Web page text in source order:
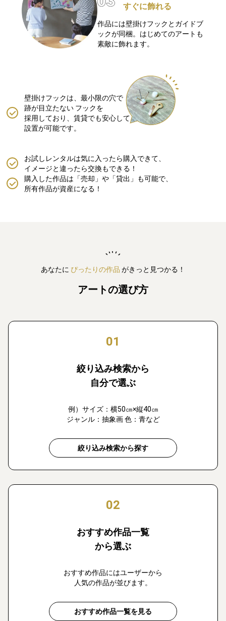
すぐに飾れる
作品には壁掛けフックとガイドブ
ックが同梱。はじめてのアートも
素敵に飾れます。
壁掛けフックは、最小限の穴で
跡が目立たない フックを
採用しており、賃貸でも安心して
設置が可能です。
購入した作品は「売却」や「貸出」も可能で、
所有作品が資産になる！
お試しレンタルは気に入ったら購入できて、
イメージと違ったら交換もできる！
あなたに ぴったりの作品 がきっと見つかる！
アートの選び方
01
絞り込み検索から
自分で選ぶ
例）サイズ：横50㎝×縦40㎝
ジャンル：抽象画 色：青など
絞り込み検索から探す
02
おすすめ作品一覧
から選ぶ
おすすめ作品にはユーザーから
人気の作品が並びます。
おすすめ作品一覧を見る